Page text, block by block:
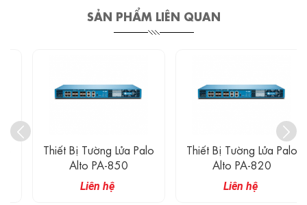
SẢN PHẨM LIÊN QUAN
Thiết Bị Tường Lửa Palo
Alto PA-850
Liên hệ
Thiết Bị Tường Lửa Palo
Alto PA-820
Liên hệ